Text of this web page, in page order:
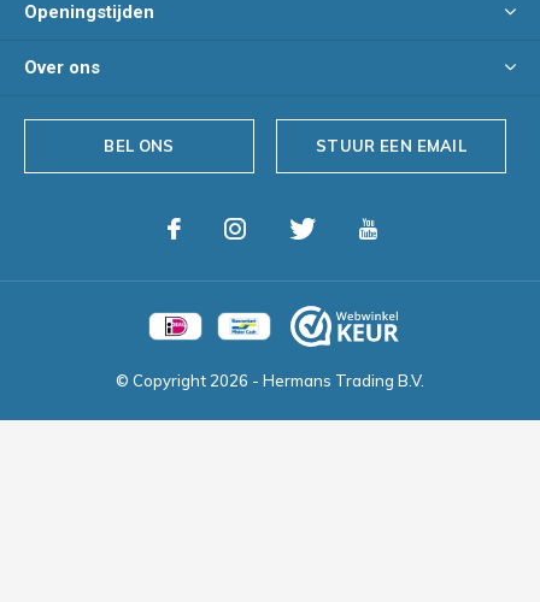
Openingstijden
Over ons
BEL ONS STUUR EEN EMAIL
© Copyright 2026 - Hermans Trading B.V.